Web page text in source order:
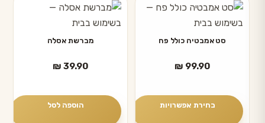
המוצר
המוצר
סט אמבטיה כולל פח
₪ 99.90
בחירת אפשרויות
למוצר
זה
לבחור
את
מברשת אסלה
₪ 39.90
הוספה לסל